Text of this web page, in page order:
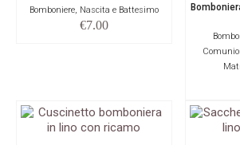
Bomboniere, Nascita e Battesimo
€7.00